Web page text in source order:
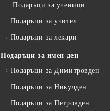
Подаръци за ученици
Подаръци за учител
Подаръци за лекари
Подаръци за имен ден
Подаръци за Димитровден
Подаръци за Никулден
Подаръци за Петровден